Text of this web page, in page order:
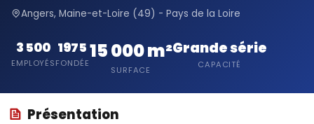
Angers, Maine-et-Loire (49) - Pays de la Loire
3 500
EMPLOYÉS
1975
FONDÉE
15 000 m²
SURFACE
Grande série
CAPACITÉ
Présentation